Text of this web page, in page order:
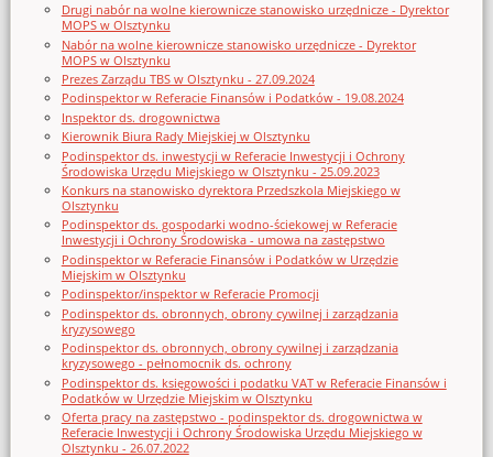
Drugi nabór na wolne kierownicze stanowisko urzędnicze - Dyrektor
MOPS w Olsztynku
Nabór na wolne kierownicze stanowisko urzędnicze - Dyrektor
MOPS w Olsztynku
Prezes Zarządu TBS w Olsztynku - 27.09.2024
Podinspektor w Referacie Finansów i Podatków - 19.08.2024
Inspektor ds. drogownictwa
Kierownik Biura Rady Miejskiej w Olsztynku
Podinspektor ds. inwestycji w Referacie Inwestycji i Ochrony
Środowiska Urzędu Miejskiego w Olsztynku - 25.09.2023
Konkurs na stanowisko dyrektora Przedszkola Miejskiego w
Olsztynku
Podinspektor ds. gospodarki wodno-ściekowej w Referacie
Inwestycji i Ochrony Środowiska - umowa na zastępstwo
Podinspektor w Referacie Finansów i Podatków w Urzędzie
Miejskim w Olsztynku
Podinspektor/inspektor w Referacie Promocji
Podinspektor ds. obronnych, obrony cywilnej i zarządzania
kryzysowego
Podinspektor ds. obronnych, obrony cywilnej i zarządzania
kryzysowego - pełnomocnik ds. ochrony
Podinspektor ds. księgowości i podatku VAT w Referacie Finansów i
Podatków w Urzędzie Miejskim w Olsztynku
Oferta pracy na zastępstwo - podinspektor ds. drogownictwa w
Referacie Inwestycji i Ochrony Środowiska Urzędu Miejskiego w
Olsztynku - 26.07.2022